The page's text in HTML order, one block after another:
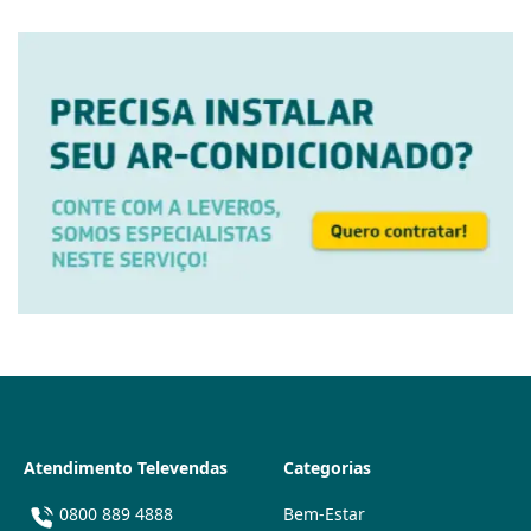
Atendimento Televendas
0800 889 4888
Categorias
Bem-Estar